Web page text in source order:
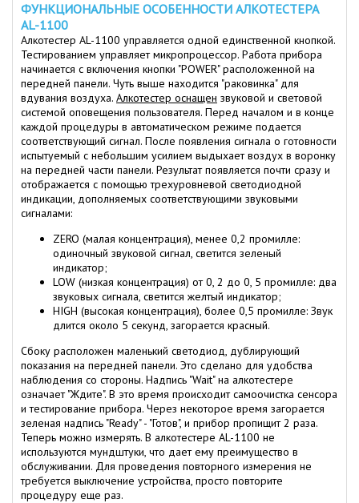
ФУНКЦИОНАЛЬНЫЕ ОСОБЕННОСТИ АЛКОТЕСТЕРА
AL-1100
Алкотестер AL-1100 управляется одной единственной кнопкой.
Тестированием управляет микропроцессор. Работа прибора
начинается с включения кнопки "POWER" расположенной на
передней панели. Чуть выше находится "раковинка" для
вдувания воздуха. Алкотестер оснащен звуковой и световой
системой оповещения пользователя. Перед началом и в конце
каждой процедуры в автоматическом режиме подается
соответствующий сигнал. После появления сигнала о готовности
испытуемый с небольшим усилием выдыхает воздух в воронку
на передней части панели. Результат появляется почти сразу и
отображается с помощью трехуровневой светодиодной
индикации, дополняемых соответствующими звуковыми
сигналами:
ZERO (малая концентрация), менее 0,2 промилле:
одиночный звуковой сигнал, светится зеленый
индикатор;
LOW (низкая концентрация) от 0, 2 до 0, 5 промилле: два
звуковых сигнала, светится желтый индикатор;
HIGH (высокая концентрация), более 0,5 промилле: Звук
длится около 5 секунд, загорается красный.
Сбоку расположен маленький светодиод, дублирующий
показания на передней панели. Это сделано для удобства
наблюдения со стороны. Надпись "Wait" на алкотестере
означает "Ждите". В это время происходит самоочистка сенсора
и тестирование прибора. Через некоторое время загорается
зеленая надпись "Ready" - "Готов", и прибор пропищит 2 раза.
Теперь можно измерять. В алкотестере AL-1100 не
используются мундштуки, что дает ему преимущество в
обслуживании. Для проведения повторного измерения не
требуется выключение устройства, просто повторите
процедуру еще раз.